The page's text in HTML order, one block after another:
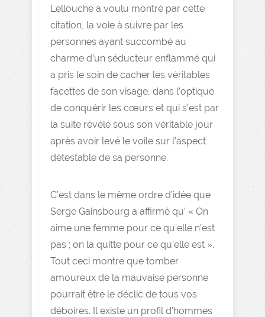
Lellouche a voulu montré par cette
citation, la voie à suivre par les
personnes ayant succombé au
charme d’un séducteur enflammé qui
a pris le soin de cacher les véritables
facettes de son visage, dans l’optique
de conquérir les cœurs et qui s’est par
la suite révélé sous son véritable jour
après avoir levé le voile sur l’aspect
détestable de sa personne.
C’est dans le même ordre d’idée que
Serge Gainsbourg a affirmé qu’ « On
aime une femme pour ce qu’elle n’est
pas ; on la quitte pour ce qu’elle est ».
Tout ceci montre que tomber
amoureux de la mauvaise personne
pourrait être le déclic de tous vos
déboires. Il existe un profil d’hommes